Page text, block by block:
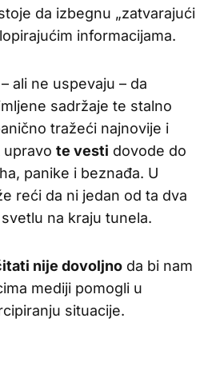
da izbegnu „zatvarajući
informacijama.
ali ne uspevaju – da
sadržaje te stalno
tražeći najnovije i
upravo te vesti dovode do
panike i beznađa. U
reći da ni jedan od ta dva
na kraju tunela.
nije dovoljno da bi nam
mediji pomogli u
situacije.